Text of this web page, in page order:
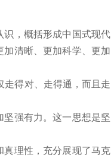
识，概括形成中国式现代
清晰、更加科学、更加
走得对、走得通，而且走
强有力。这一思想是坚
真理性，充分展现了马克